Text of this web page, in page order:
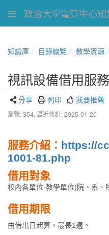
政治大學電算中心
知識庫 目錄總覽 教學資源
視訊設備借用服
分享 列印 我要推薦
瀏覽: 354, 最近修訂: 2025-01-20
服務介紹： https://
1001-81.php
借用對象
校內各單位-教學單位(院、系、
借用期限
由借出日起算，最長1週。